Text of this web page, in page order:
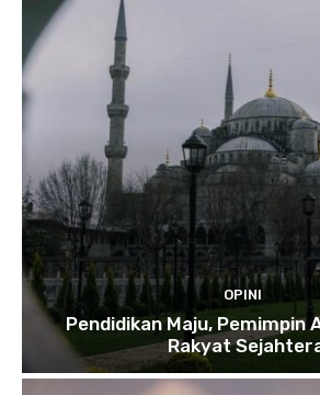
OPINI
Pendidikan Maju, Pemimpin
Rakyat